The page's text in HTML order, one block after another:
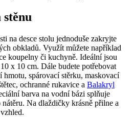
na desce stolu jednoduše zakryjte
obkladů. Využít můžete například
koupelny či kuchyně. Ideální jsou
x 10 cm. Dále budete potřebovat
spárovací stěrku, maskovací
ochranné rukavice a Balakryl
barva na vodní bázi splňuje
Na dlaždičky krásně přilne a